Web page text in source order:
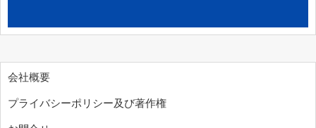
会社概要
プライバシーポリシー及び著作権